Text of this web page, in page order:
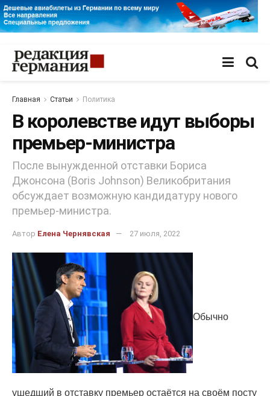
Главная Статьи Политика
В королевстве идут выборы
премьер-министра
После вынужденной отставки Бориса
Джонсона (Boris Johnson) Великобритания
обсуждает возможную кандидатуру нового
премьер-министра.
Автор Елена Чернявская 27 июля, 2022
Обычно
ушедший в отставку премьер остаётся на своём посту